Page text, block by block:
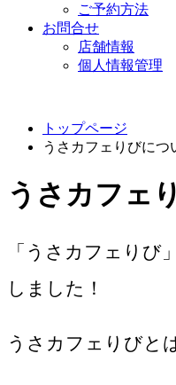
ご予約方法
お問合せ
店舗情報
個人情報管理
トップページ
うさカフェりびにつ
うさカフェ
「うさカフェりび
しました！
うさカフェりびと